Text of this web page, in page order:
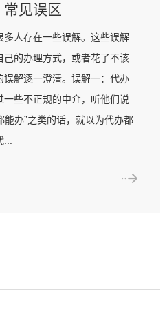
见误区
人存在一些误解。这些误解
的办理方式，或者花了不该
解逐一澄清。误解一：代办
些不正规的中介，听他们说
能办”之类的话，就以为代办都